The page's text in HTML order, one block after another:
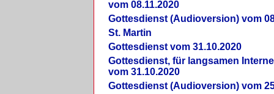
vom 08.11.2020
Gottesdienst (Audioversion) vom
St. Martin
Gottesdienst vom 31.10.2020
Gottesdienst, für langsamen
vom 31.10.2020
Gottesdienst (Audioversion) vom